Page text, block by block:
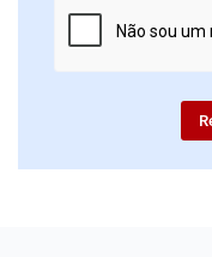
Especialista em